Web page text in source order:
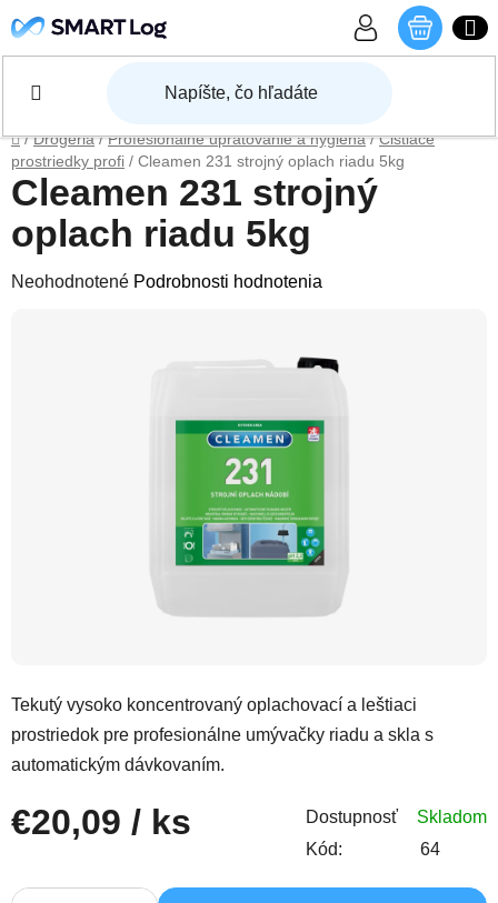
Domov
/ Drogéria / Profesionálne upratovanie a hygiena / Čistiace
prostriedky profi / Cleamen 231 strojný oplach riadu 5kg
Tekutý vysoko koncentrovaný oplachovací a leštiaci
prostriedok pre profesionálne umývačky riadu a skla s
automatickým dávkovaním.
€20,09 / ks Dostupnosť
Skladom
Kód:
64
Cleamen 231 strojný
oplach riadu 5kg
Priemerné hodnotenie produktu je 0,0 z 5 hviezdičiek.
Neohodnotené Podrobnosti hodnotenia